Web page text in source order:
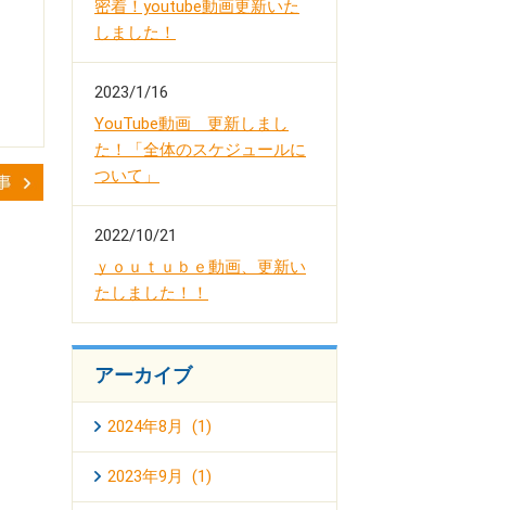
密着！youtube動画更新いた
しました！
2023/1/16
YouTube動画 更新しまし
た！「全体のスケジュールに
ついて」
2022/10/21
ｙｏｕｔｕｂｅ動画、更新い
たしました！！
アーカイブ
2024年8月 (1)
2023年9月 (1)